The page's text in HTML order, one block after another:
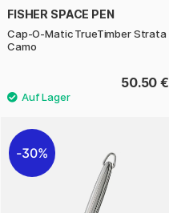
FISHER SPACE PEN
Cap-O-Matic TrueTimber Strata
Camo
50.50 €
30%